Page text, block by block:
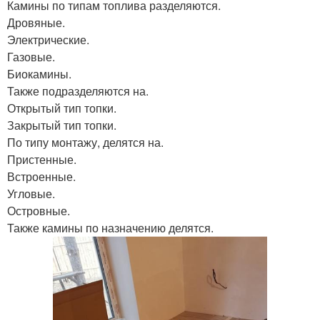
Камины по типам топлива разделяются.
Дровяные.
Электрические.
Газовые.
Биокамины.
Также подразделяются на.
Открытый тип топки.
Закрытый тип топки.
По типу монтажу, делятся на.
Пристенные.
Встроенные.
Угловые.
Островные.
Также камины по назначению делятся.